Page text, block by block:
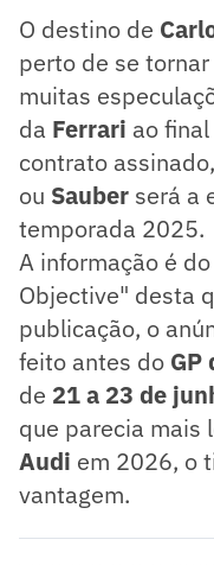
O destino de
perto de se
muitas
da Ferrari ao
contrato
ou Sauber será a
temporada 2025.
A informação é
Objective" desta
publicação, o
feito antes do GP
de 21 a 23 de
que parecia mais
Audi em 2026, o
vantagem.